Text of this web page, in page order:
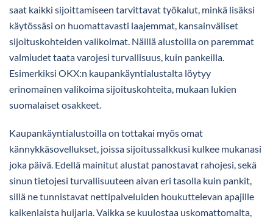
saat kaikki sijoittamiseen tarvittavat työkalut, minkä lisäksi
käytössäsi on huomattavasti laajemmat, kansainväliset
sijoituskohteiden valikoimat. Näillä alustoilla on paremmat
valmiudet taata varojesi turvallisuus, kuin pankeilla.
Esimerkiksi OKX:n kaupankäyntialustalta löytyy
erinomainen valikoima sijoituskohteita, mukaan lukien
suomalaiset osakkeet.
Kaupankäyntialustoilla on tottakai myös omat
kännykkäsovellukset, joissa sijoitussalkkusi kulkee mukanasi
joka päivä. Edellä mainitut alustat panostavat rahojesi, sekä
sinun tietojesi turvallisuuteen aivan eri tasolla kuin pankit,
sillä ne tunnistavat nettipalveluiden houkuttelevan apajille
kaikenlaista huijaria. Vaikka se kuulostaa uskomattomalta,